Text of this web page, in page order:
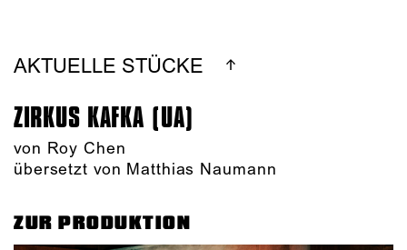
AKTUELLE STÜCKE
ZIRKUS KAFKA (UA)
von Roy Chen
übersetzt von Matthias Naumann
ZUR PRODUKTION